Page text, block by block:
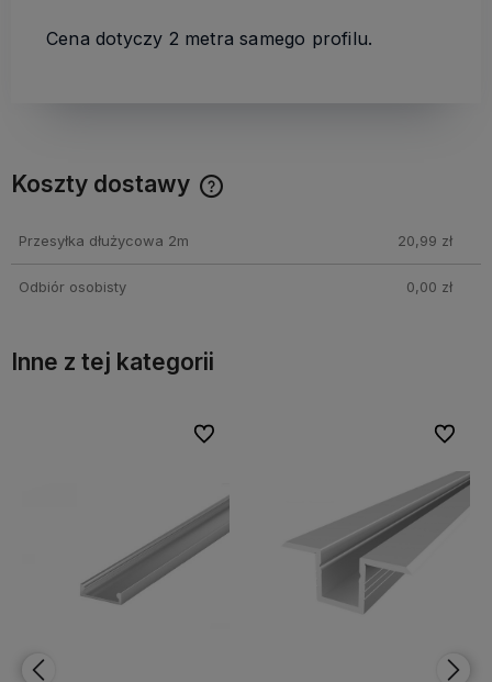
Cena dotyczy 2 metra samego profilu.
Koszty dostawy
Przesyłka dłużycowa 2m 20,99 zł
Odbiór osobisty 0,00 zł
Inne z tej kategorii
Do ulubionych
Do ulubionych Do
Do